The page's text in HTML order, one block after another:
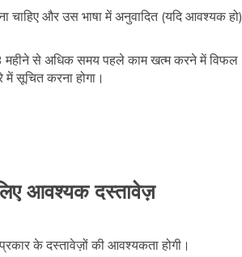
चाहिए और उस भाषा में अनुवादित (यदि आवश्यक हो)
3 महीने से अधिक समय पहले काम खत्म करने में विफल
में सूचित करना होगा।
आवश्यक दस्तावेज़
के दस्तावेज़ों की आवश्यकता होगी।